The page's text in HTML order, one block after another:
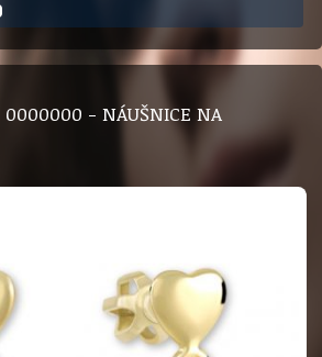
0000000 - NÁUŠNICE NA